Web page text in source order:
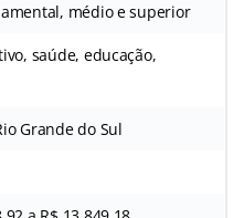
médio e superior
saúde, educação,
Grande do Sul